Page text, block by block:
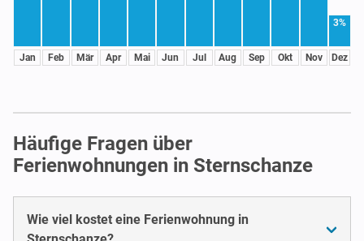
Jan Feb Mär Apr Mai Jun Jul Aug Sep Okt Nov
3%
Dez
Häufige Fragen über
Ferienwohnungen in Sternschanze
Wie viel kostet eine Ferienwohnung in